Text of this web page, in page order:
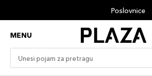
Poslovnice
MENU